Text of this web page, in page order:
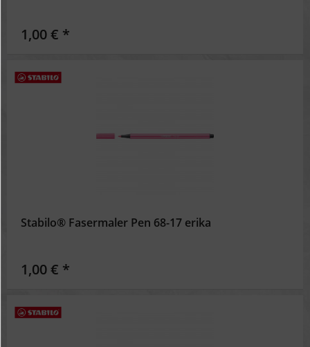
1,00 € *
Stabilo® Fasermaler Pen 68-17 erika
1,00 € *